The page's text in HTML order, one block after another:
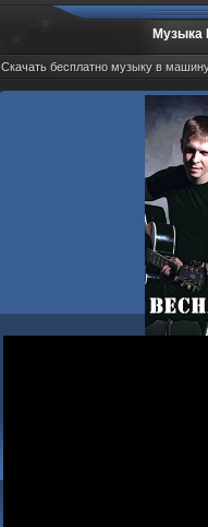
Музыка
Скачать бесплатно музыку в
Дата: 08.08.2026
Просмотров: 450